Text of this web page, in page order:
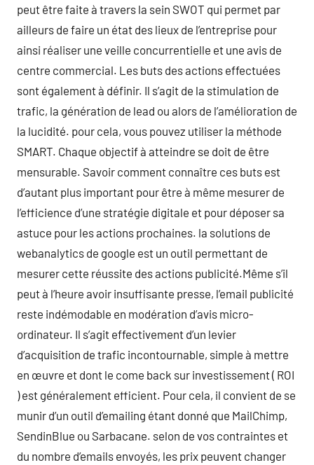
peut être faite à travers la sein SWOT qui permet par
ailleurs de faire un état des lieux de l’entreprise pour
ainsi réaliser une veille concurrentielle et une avis de
centre commercial. Les buts des actions effectuées
sont également à définir. Il s’agit de la stimulation de
trafic, la génération de lead ou alors de l’amélioration de
la lucidité. pour cela, vous pouvez utiliser la méthode
SMART. Chaque objectif à atteindre se doit de être
mensurable. Savoir comment connaître ces buts est
d’autant plus important pour être à même mesurer de
l’efficience d’une stratégie digitale et pour déposer sa
astuce pour les actions prochaines. la solutions de
webanalytics de google est un outil permettant de
mesurer cette réussite des actions publicité.Même s’il
peut à l’heure avoir insuffisante presse, l’email publicité
reste indémodable en modération d’avis micro-
ordinateur. Il s’agit effectivement d’un levier
d’acquisition de trafic incontournable, simple à mettre
en œuvre et dont le come back sur investissement ( ROI
) est généralement efficient. Pour cela, il convient de se
munir d’un outil d’emailing étant donné que MailChimp,
SendinBlue ou Sarbacane. selon de vos contraintes et
du nombre d’emails envoyés, les prix peuvent changer